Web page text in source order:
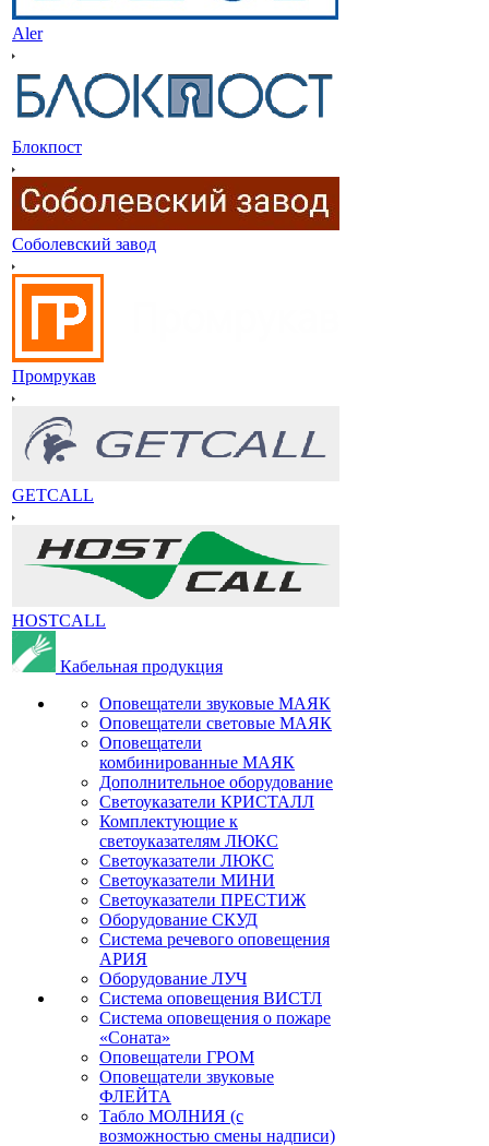
Aler
Блокпост
Соболевский завод
Промрукав
GETCALL
HOSTCALL
Кабельная продукция
Оповещатели звуковые МАЯК
Оповещатели световые МАЯК
Оповещатели
комбинированные МАЯК
Дополнительное оборудование
Светоуказатели КРИСТАЛЛ
Комплектующие к
светоуказателям ЛЮКС
Светоуказатели ЛЮКС
Светоуказатели МИНИ
Светоуказатели ПРЕСТИЖ
Оборудование СКУД
Система речевого оповещения
АРИЯ
Оборудование ЛУЧ
Система оповещения ВИСТЛ
Система оповещения о пожаре
«Соната»
Оповещатели ГРОМ
Оповещатели звуковые
ФЛЕЙТА
Табло МОЛНИЯ (с
возможностью смены надписи)